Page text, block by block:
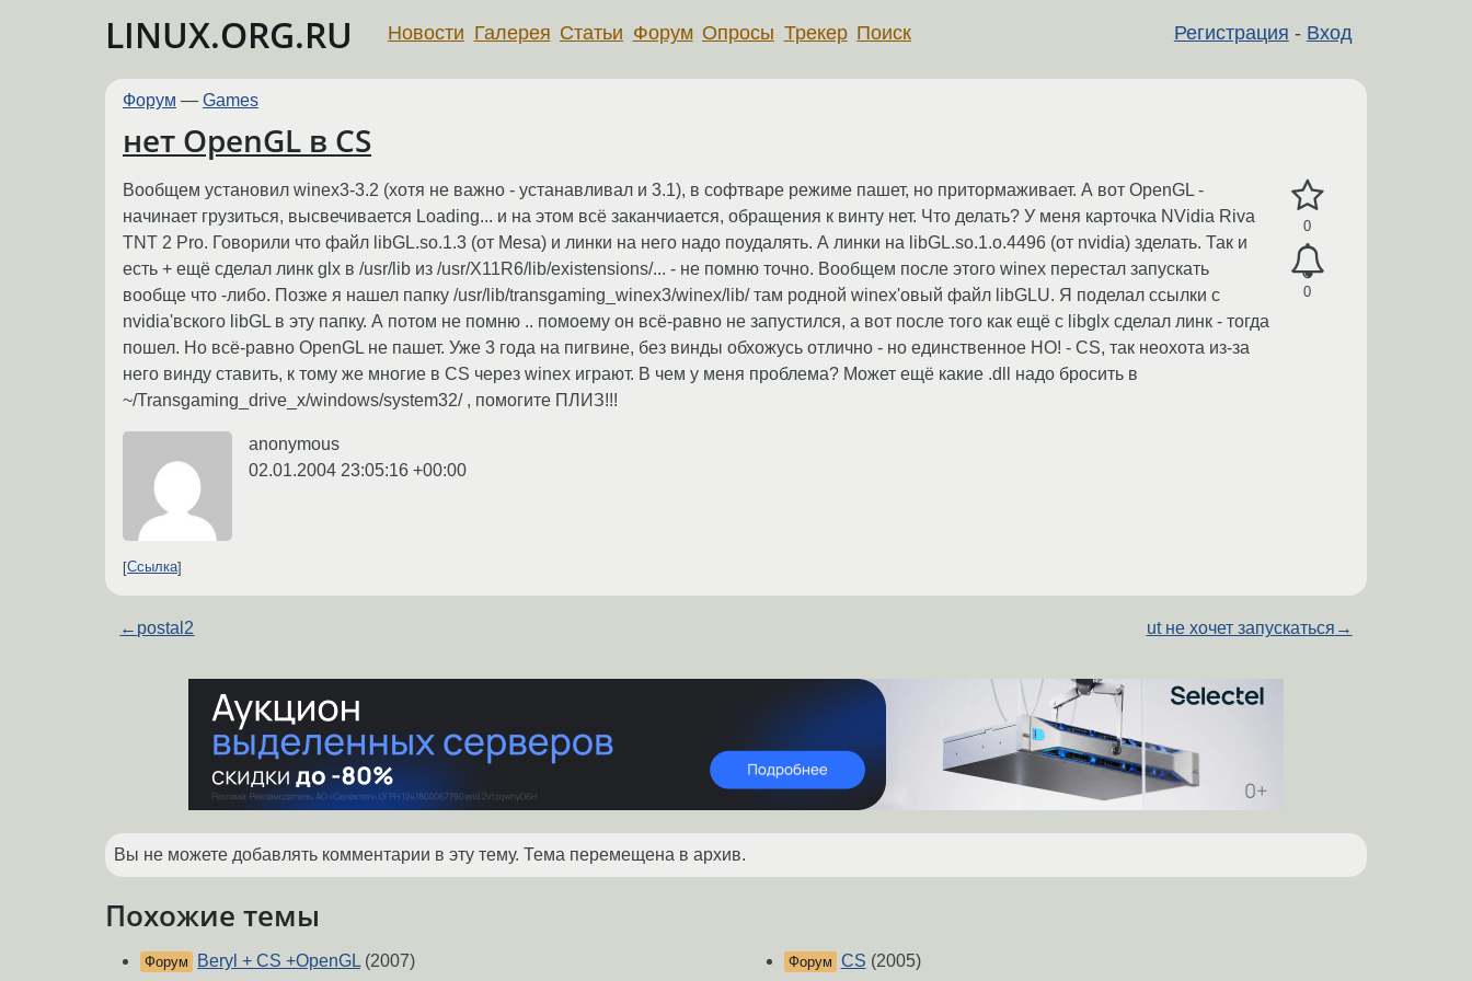
LINUX.ORG.RU Регистрация - Вход
Новости Галерея Статьи Форум Опросы Трекер Поиск
Форум — Games
нет OpenGL в CS
0
0
Вообщем установил winex3-3.2 (хотя не важно - устанавливал и 3.1), в софтваре режиме пашет, но притормаживает. А вот OpenGL -
начинает грузиться, высвечивается Loading... и на этом всё заканчиается, обращения к винту нет. Что делать? У меня карточка NVidia Riva
TNT 2 Pro. Говорили что файл libGL.so.1.3 (от Mesa) и линки на него надо поудалять. А линки на libGL.so.1.o.4496 (от nvidia) зделать. Так и
есть + ещё сделал линк glx в /usr/lib из /usr/X11R6/lib/existensions/... - не помню точно. Вообщем после этого winex перестал запускать
вообще что -либо. Позже я нашел папку /usr/lib/transgaming_winex3/winex/lib/ там родной winex'овый файл libGLU. Я поделал ссылки с
nvidia'вского libGL в эту папку. А потом не помню .. помоему он всё-равно не запустился, а вот после того как ещё с libglx сделал линк - тогда
пошел. Но всё-равно OpenGL не пашет. Уже 3 года на пигвине, без винды обхожусь отлично - но единственное НО! - CS, так неохота из-за
него винду ставить, к тому же многие в CS через winex играют. В чем у меня проблема? Может ещё какие .dll надо бросить в
~/Transgaming_drive_x/windows/system32/ , помогите ПЛИЗ!!!
anonymous
02.01.2004 23:05:16 +00:00
Ссылка
← postal2 ut не хочет запускаться →
Вы не можете добавлять комментарии в эту тему. Тема перемещена в архив.
Похожие темы
Форум Beryl + CS +OpenGL(2007) Форум CS (2005)